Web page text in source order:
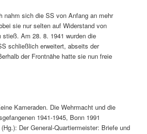
nahm sich die SS von Anfang an mehr
sie nur selten auf Widerstand von
stieß. Am 28. 8. 1941 wurden die
schließlich erweitert, abseits der
der Frontnähe hatte sie nun freie
Kameraden. Die Wehrmacht und die
1941-1945, Bonn 1991
Der General-Quartiermeister: Briefe und